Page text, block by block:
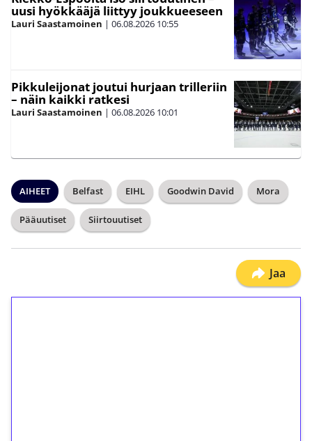
uusi hyökkääjä liittyy joukkueeseen
Lauri Saastamoinen | 06.08.2026 10:55
Pikkuleijonat joutui hurjaan trilleriin
– näin kaikki ratkesi
Lauri Saastamoinen | 06.08.2026 10:01
AIHEET Belfast EIHL Goodwin David Mora
Pääuutiset Siirtouutiset
Jaa